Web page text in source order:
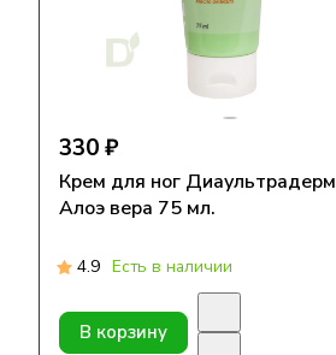
330 ₽
Крем для ног Диаультрадерм
Алоэ вера 75 мл.
4.9 Есть в наличии
В корзину